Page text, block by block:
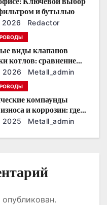
и бутылью
2026 Redactor
виды клапанов
котлов: сравнение
и характеристик
2026 Metall_admin
компаунды
и коррозии: где
эффективнее
2025 Metall_admin